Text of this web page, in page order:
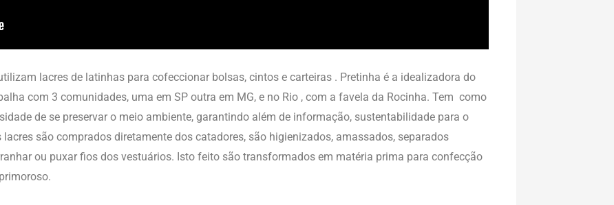
lacres de latinhas para cofeccionar bolsas, cintos e carteiras . Pretinha é a idealizadora do
com 3 comunidades, uma em SP outra em MG, e no Rio , com a favela da Rocinha. Tem como
de se preservar o meio ambiente, garantindo além de informação, sustentabilidade para o
são comprados diretamente dos catadores, são higienizados, amassados, separados
ou puxar fios dos vestuários. Isto feito são transformados em matéria prima para confecção